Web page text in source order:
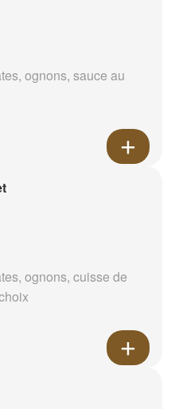
ognons, sauce au
ognons, cuisse de